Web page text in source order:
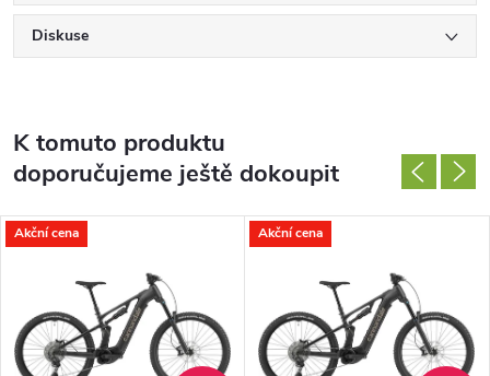
Diskuse
K tomuto produktu
doporučujeme ještě dokoupit
Akční cena Akční cena